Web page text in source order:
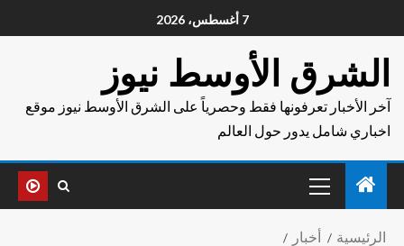
7 أغسطس، 2026
الشرق الأوسط نيوز
آخر الأخبار تعرفونها فقط وحصرياً على الشرق الأوسط نيوز موقع
اخباري شامل يدور حول العالم
الرئيسية
أخبار